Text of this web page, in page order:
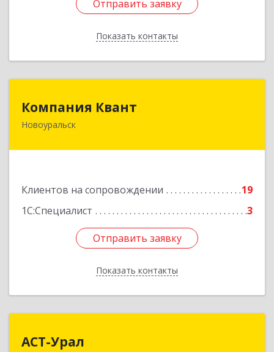
Отправить заявку
Показать контакты
Отправить заявку
Назад
Компания Квант
Новоуральск
Клиентов на сопровождении
19
1С:Специалист
3
Отправить заявку
Показать контакты
624130, Свердловская обл, Новоуральск г,
Отправить заявку
Назад
АСТ-Урал